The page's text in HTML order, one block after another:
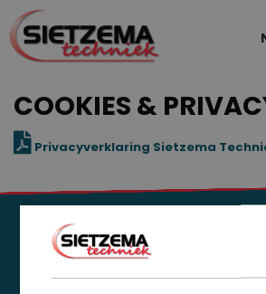
COOKIES &
Privacyverklaring Sietzema
BLIJF OP DE
WILT U DAT WIJ U OP DE HOOGTE